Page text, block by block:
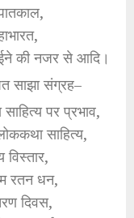
की नजर से आदि।
साझा संग्रह–
पर प्रभाव,
साहित्य,
विस्तार,
रतन धन,
दिवस,